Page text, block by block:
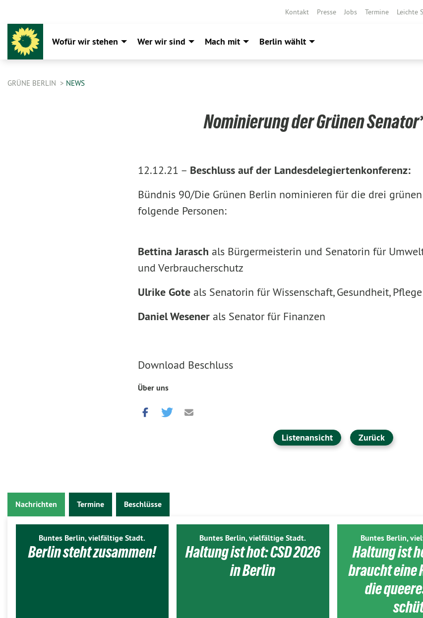
Kontakt Presse Jobs Termine Leichte
Wofür wir stehen Wer wir sind Mach mit Berlin wählt
GRÜNE BERLIN NEWS
Nominierung der Grünen
12.12.21 – Beschluss auf der Landesdelegiertenkonferenz:
Bündnis 90/Die Grünen Berlin nominieren für die drei grünen
folgende Personen:
Bettina Jarasch als Bürgermeisterin und Senatorin für
und Verbraucherschutz
Ulrike Goteals Senatorin für Wissenschaft, Gesundheit,
Daniel Wesenerals Senator für Finanzen
Download Beschluss
Über uns
Listenansicht Zurück
Nachrichten Termine Beschlüsse
Buntes Berlin, vielfältige Stadt.
Berlin steht zusammen!
Buntes Berlin, vielfältige Stadt.
Haltung ist hot: CSD 2026
in Berlin
Buntes Berlin,
Haltung ist
braucht eine
die